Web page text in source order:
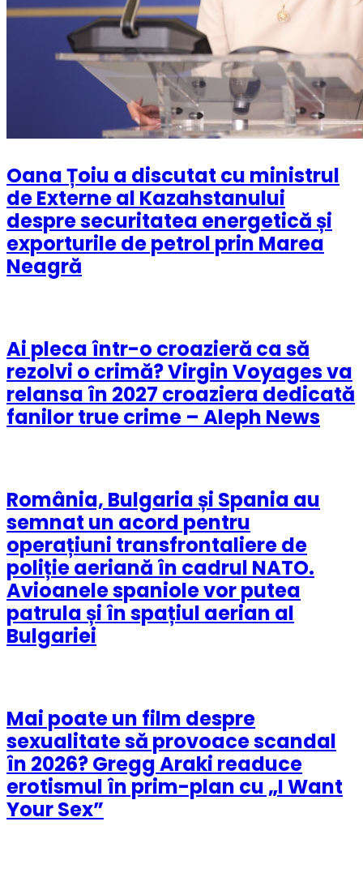
Oana Țoiu a discutat cu ministrul
de Externe al Kazahstanului
despre securitatea energetică și
exporturile de petrol prin Marea
Neagră
Ai pleca într-o croazieră ca să
rezolvi o crimă? Virgin Voyages va
relansa în 2027 croaziera dedicată
fanilor true crime – Aleph News
România, Bulgaria și Spania au
semnat un acord pentru
operațiuni transfrontaliere de
poliție aeriană în cadrul NATO.
Avioanele spaniole vor putea
patrula și în spațiul aerian al
Bulgariei
Mai poate un film despre
sexualitate să provoace scandal
în 2026? Gregg Araki readuce
erotismul în prim-plan cu „I Want
Your Sex”